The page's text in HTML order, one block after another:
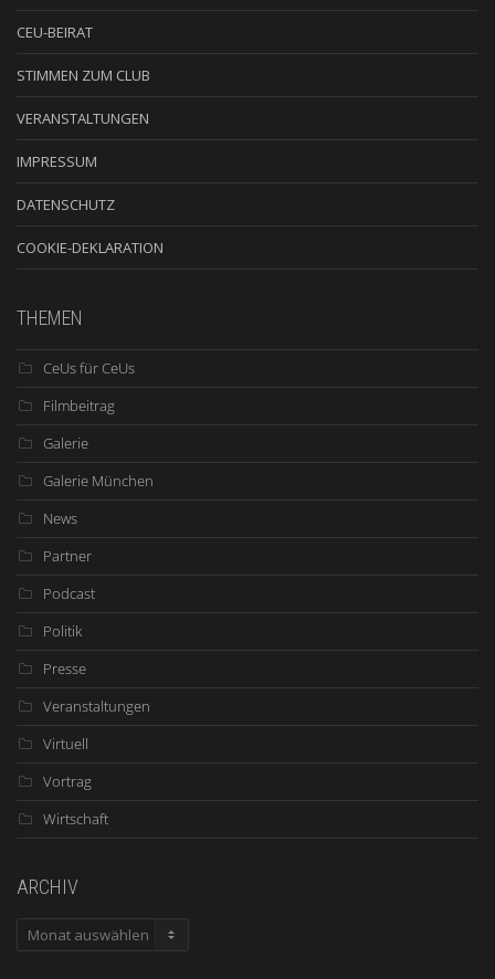
CEU-BEIRAT
STIMMEN ZUM CLUB
VERANSTALTUNGEN
IMPRESSUM
DATENSCHUTZ
COOKIE-DEKLARATION
THEMEN
CeUs für CeUs
Filmbeitrag
Galerie
Galerie München
News
Partner
Podcast
Politik
Presse
Veranstaltungen
Virtuell
Vortrag
Wirtschaft
ARCHIV
ARCHIV